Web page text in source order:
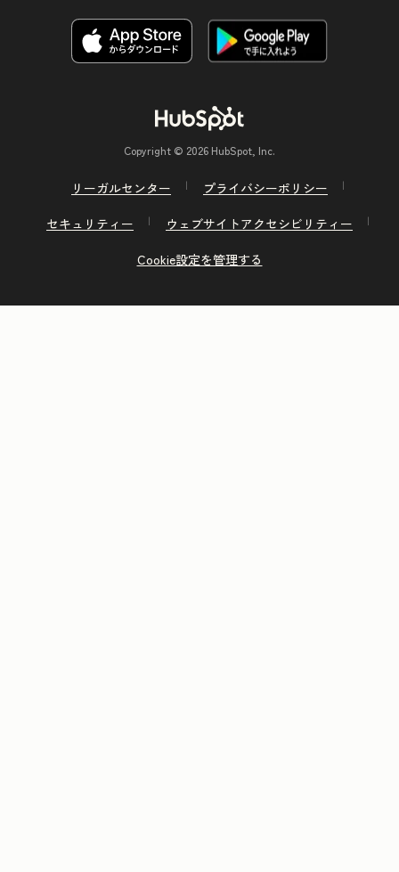
Copyright © 2026 HubSpot, Inc.
リーガルセンター
プライバシーポリシー
セキュリティー
ウェブサイトアクセシビリティー
Cookie設定を管理する